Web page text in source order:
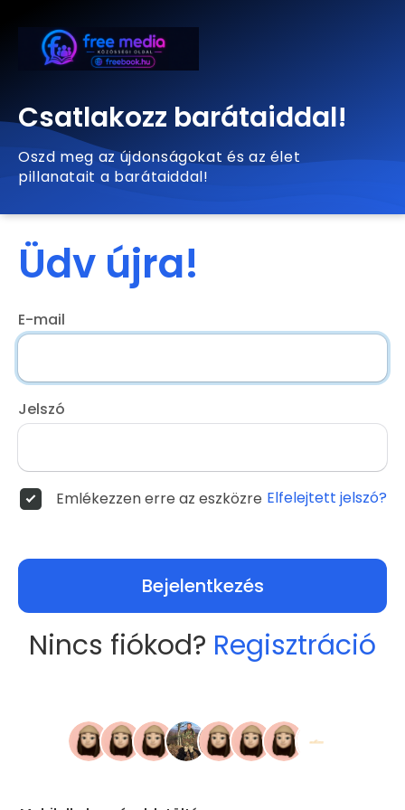
Csatlakozz barátaiddal!
Oszd meg az újdonságokat és az élet
pillanatait a barátaiddal!
Üdv újra!
E-mail
Jelszó
Emlékezzen erre az eszközre Elfelejtett jelszó?
Bejelentkezés
Nincs fiókod? Regisztráció